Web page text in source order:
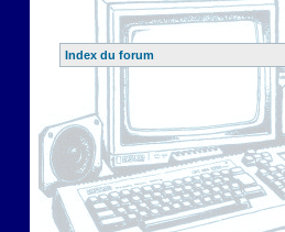
Index du forum